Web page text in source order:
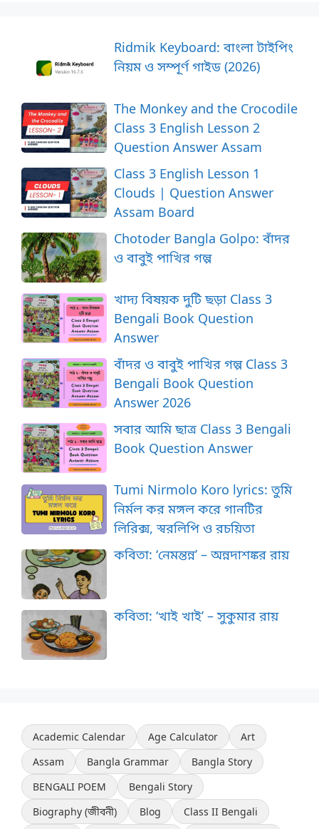
Ridmik Keyboard: বাংলা টাইপিং
নিয়ম ও সম্পূর্ণ গাইড (2026)
The Monkey and the Crocodile
Class 3 English Lesson 2
Question Answer Assam
Class 3 English Lesson 1
Clouds | Question Answer
Assam Board
Chotoder Bangla Golpo: বাঁদর
ও বাবুই পাখির গল্প
খাদ্য বিষয়ক দুটি ছড়া Class 3
Bengali Book Question
Answer
বাঁদর ও বাবুই পাখির গল্প Class 3
Bengali Book Question
Answer 2026
সবার আমি ছাত্র Class 3 Bengali
Book Question Answer
Tumi Nirmolo Koro lyrics: তুমি
নির্মল কর মঙ্গল করে গানটির
লিরিক্স, স্বরলিপি ও রচয়িতা
কবিতা: ‘নেমন্তন্ন’ – অন্নদাশঙ্কর রায়
কবিতা: ‘খাই খাই’ – সুকুমার রায়
Academic Calendar Age Calculator
Art
Assam
Bangla Grammar
Bangla Story
BENGALI POEM
Bengali Story
Biography (জীবনী)
Blog
Class II Bengali